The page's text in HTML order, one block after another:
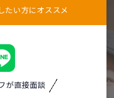
たい方にオススメ
が直接面談